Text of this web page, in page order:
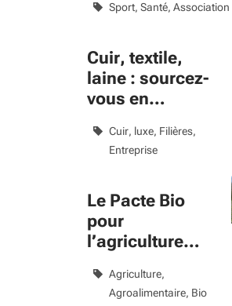
des jeunes
Sport Santé Association
Cuir, textile,
laine : sourcez-
vous en
Aquitaine
Cuir, luxe Filières
Entreprise
Le Pacte Bio
pour
l’agriculture
2023-2027
Agriculture
Agroalimentaire Bio